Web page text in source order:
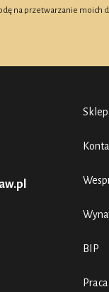
na przetwarzanie moich
BIP
Praca